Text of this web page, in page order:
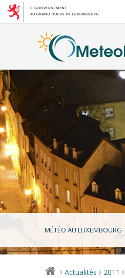
MÉTÉO AU LUXEMBOURG
> Actualités > 2011 >